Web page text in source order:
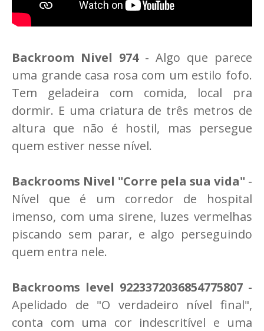
Backroom Nivel 974- Algo que parece
uma grande casa rosa com um estilo fofo.
Tem geladeira com comida, local pra
dormir. E uma criatura de três metros de
altura que não é hostil, mas persegue
quem estiver nesse nível.
Backrooms Nivel "Corre pela sua vida" -
Nível que é um corredor de hospital
imenso, com uma sirene, luzes vermelhas
piscando sem parar, e algo perseguindo
quem entra nele.
Backrooms level 9223372036854775807 -
Apelidado de "O verdadeiro nível final",
conta com uma cor indescritível e uma